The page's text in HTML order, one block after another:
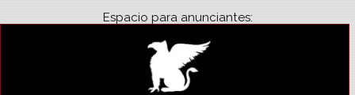
Espacio para anunciantes: